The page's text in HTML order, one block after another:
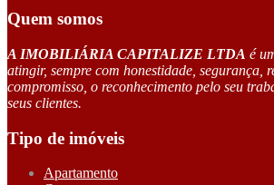
Quem somos
A IMOBILIÁRIA CAPITALIZE LTDA é
atingir, sempre com honestidade, segurança,
compromisso, o reconhecimento pelo seu
seus clientes.
Tipo de imóveis
Apartamento